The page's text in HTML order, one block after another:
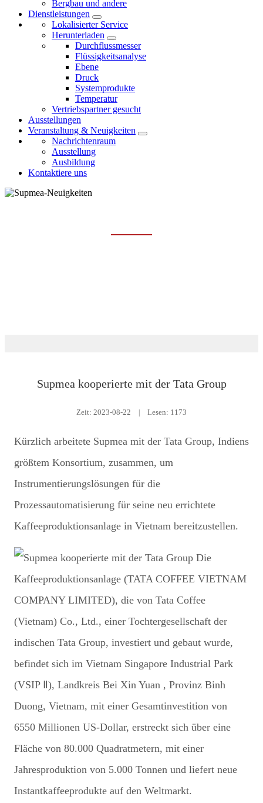
Bergbau und andere
Dienstleistungen
Lokalisierter Service
Herunterladen
Durchflussmesser
Flüssigkeitsanalyse
Ebene
Druck
Systemprodukte
Temperatur
Vertriebspartner gesucht
Ausstellungen
Veranstaltung & Neuigkeiten
Nachrichtenraum
Ausstellung
Ausbildung
Kontaktiere uns
Supmea kooperierte mit der Tata Group
Zeit: 2023-08-22 | Lesen: 1173
Kürzlich arbeitete Supmea mit der Tata Group, Indiens
größtem Konsortium, zusammen, um
Instrumentierungslösungen für die
Prozessautomatisierung für seine neu errichtete
Kaffeeproduktionsanlage in Vietnam bereitzustellen.
Die
Kaffeeproduktionsanlage (TATA COFFEE VIETNAM
COMPANY LIMITED), die von Tata Coffee
(Vietnam) Co., Ltd., einer Tochtergesellschaft der
indischen Tata Group, investiert und gebaut wurde,
befindet sich im Vietnam Singapore Industrial Park
(VSIP Ⅱ), Landkreis Bei Xin Yuan , Provinz Binh
Duong, Vietnam, mit einer Gesamtinvestition von
6550 Millionen US-Dollar, erstreckt sich über eine
Fläche von 80.000 Quadratmetern, mit einer
Jahresproduktion von 5.000 Tonnen und liefert neue
Instantkaffeeprodukte auf den Weltmarkt.